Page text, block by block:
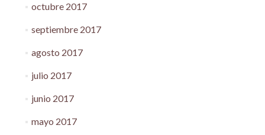
octubre 2017
septiembre 2017
agosto 2017
julio 2017
junio 2017
mayo 2017